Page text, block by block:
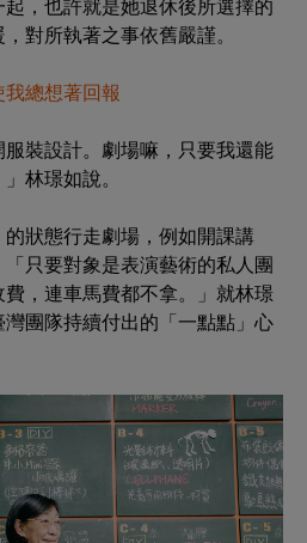
，也許就是她退休後所選擇的
對所執著之事依舊嚴謹。
總想著回報
服裝設計。劇場嘛，只要我還能
林璟如說。
狀態行走劇場，例如開課講
只要對象是表演藝術的私人團
，連車馬費都不拿。」就林璟
團隊持續付出的「一點點」心